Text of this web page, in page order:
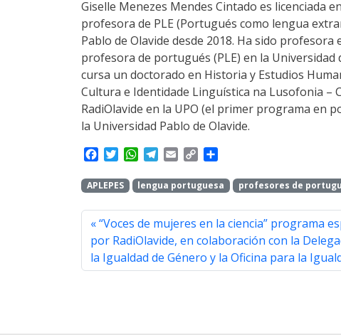
Giselle Menezes Mendes Cintado es licenciada
profesora de PLE (Portugués como lengua
Pablo de Olavide desde 2018. Ha sido profesora
profesora de portugués (PLE) en la
cursa un doctorado en Historia y Estudios
Cultura e Identidade Linguística na Lusofonia –
RadiOlavide en la UPO (el primer programa en
la Universidad Pablo de Olavide.
c
e
b
o
o
k
i
t
t
e
r
W
a
t
s
A
p
p
l
e
g
r
a
m
a
i
l
p
y
L
i
n
k
a
r
e
APLEPES lengua portuguesa profesores de
“Voces de mujeres en la ciencia” programa
por RadiOlavide, en colaboración con la
la Igualdad de Género y la Oficina para la